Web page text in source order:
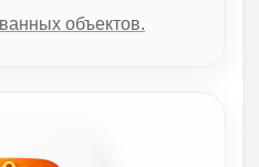
объектов.